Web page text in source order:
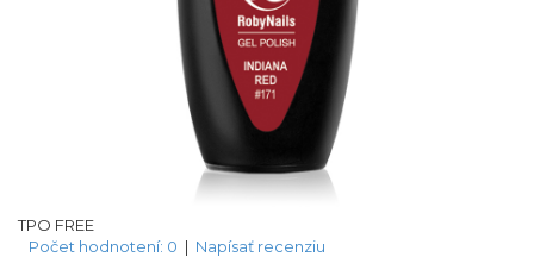
TPO FREE
Počet hodnotení: 0 | Napísať recenziu